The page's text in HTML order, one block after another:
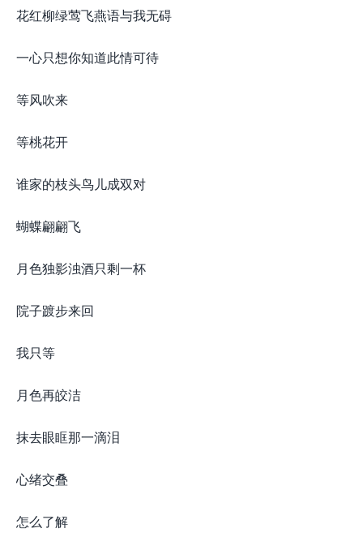
花红柳绿莺飞燕语与我无碍
一心只想你知道此情可待
等风吹来
等桃花开
谁家的枝头鸟儿成双对
蝴蝶翩翩飞
月色独影浊酒只剩一杯
院子踱步来回
我只等
月色再皎洁
抹去眼眶那一滴泪
心绪交叠
怎么了解